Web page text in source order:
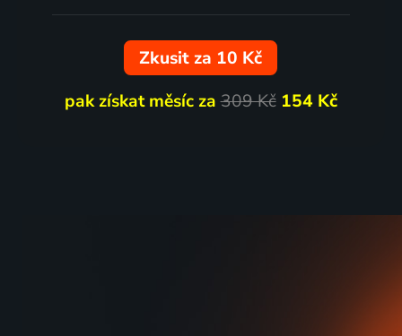
Zkusit za 10 Kč
pak získat měsíc za309 Kč 154 Kč